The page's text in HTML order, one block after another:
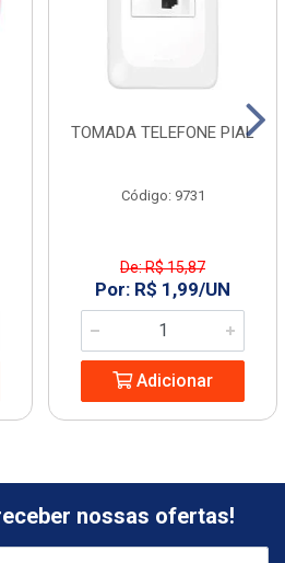
TOMADA TELEFONE PIAL
Código: 9731
De: R$ 15,87
Por: R$ 1,99/UN
Adicionar
nossas ofertas!